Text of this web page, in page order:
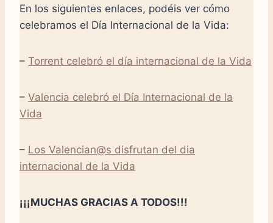
En los siguientes enlaces, podéis ver cómo
celebramos el Día Internacional de la Vida:
– Torrent celebró el día internacional de la Vida
– Valencia celebró el Día Internacional de la
Vida
– Los Valencian@s disfrutan del dia
internacional de la Vida
¡¡¡MUCHAS GRACIAS A TODOS!!!